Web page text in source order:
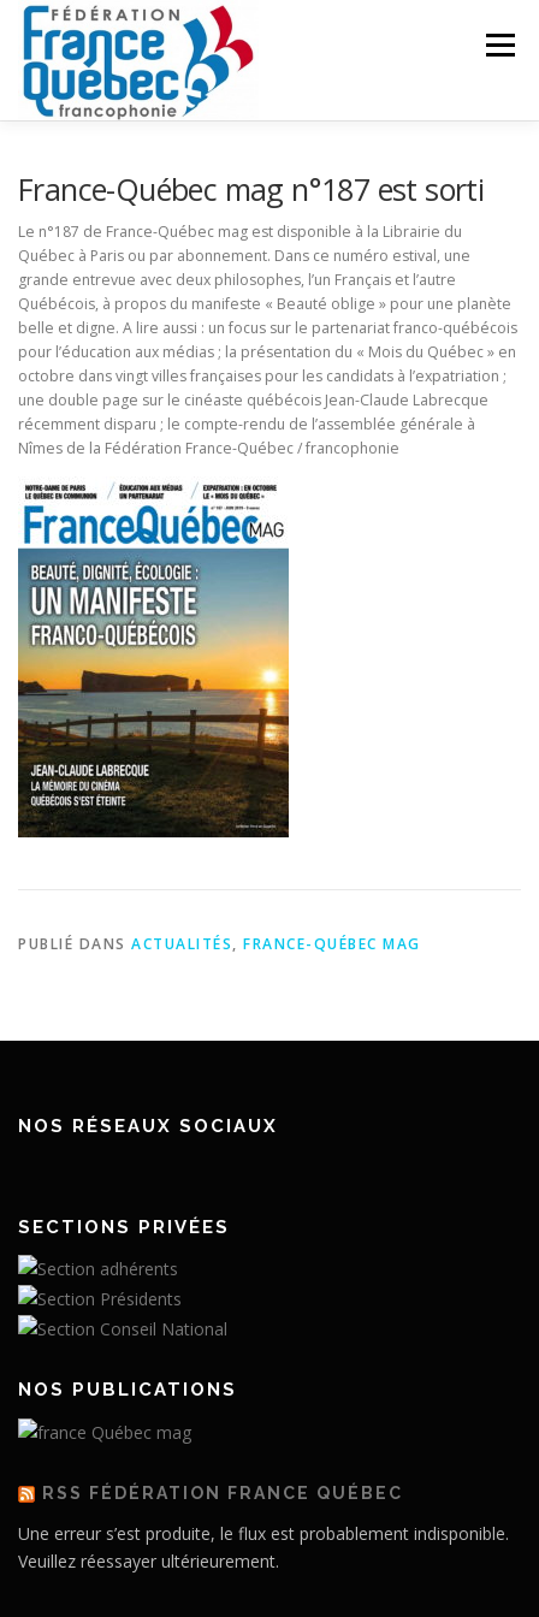
Aller
contenu
Menu
ACTUALITÉS CONGRÈS COMMUN CONTACT
INTRANET
France-Québec mag n°187 est sorti
Le n°187 de France-Québec mag est disponible à la Librairie du
Québec à Paris ou par abonnement. Dans ce numéro estival, une
grande entrevue avec deux philosophes, l’un Français et l’autre
Québécois, à propos du manifeste « Beauté oblige » pour une planète
belle et digne. A lire aussi : un focus sur le partenariat franco-québécois
pour l’éducation aux médias ; la présentation du « Mois du Québec » en
octobre dans vingt villes françaises pour les candidats à l’expatriation ;
une double page sur le cinéaste québécois Jean-Claude Labrecque
récemment disparu ; le compte-rendu de l’assemblée générale à
Nîmes de la Fédération France-Québec / francophonie
PUBLIÉ DANS ACTUALITÉS, FRANCE-QUÉBEC MAG
NOS RÉSEAUX SOCIAUX
SECTIONS PRIVÉES
NOS PUBLICATIONS
RSS FÉDÉRATION FRANCE QUÉBEC
Une erreur s’est produite, le flux est probablement indisponible.
Veuillez réessayer ultérieurement.